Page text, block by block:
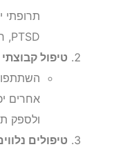
תרופתי
PTSD, חרדה ודיכאון.
טיפול קבוצתי
אחרים
ולספק
טיפולים